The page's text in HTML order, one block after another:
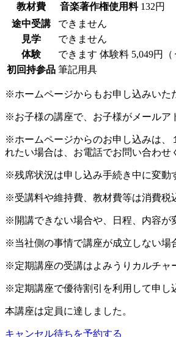
教材費
音楽著作権使用料 132円
途中受講
できません
見学
できません
体験
できます 体験料 5,049円（
初回持参品 筆記用具
※ホームページからもお申し込みいた
※お子様の講座で、お子様がメールア
※ホームページからのお申し込みは、
れたい場合は、お電話でお問い合わせ
※残席状況は申し込み手続き中に変動
※受講料や維持費、教材費等は消費税
※開講できない場合や、日程、内容が
※当社側の事情で講座が成立しない場
※定期講座の受講はよみうりカルチャ
※定期講座で優待割引を利用して申し
本講座は定員に達しました。
キャンセル待ちを予約する